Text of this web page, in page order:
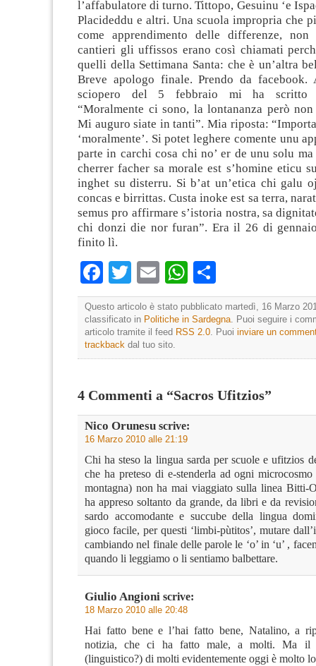
l’affabulatore di turno. Tittopo, Gesuinu ‘e
Placideddu e altri. Una scuola impropria che
come apprendimento delle differenze,
cantieri gli uffissos erano così chiamati
quelli della Settimana Santa: che è un’altra
Breve apologo finale. Prendo da facebook.
sciopero del 5 febbraio mi ha scritto
“Moralmente ci sono, la lontananza però
Mi auguro siate in tanti”. Mia riposta:
‘moralmente’. Si potet leghere comente unu
parte in carchi cosa chi no’ er de unu solu ma
cherrer facher sa morale est s’homine eticu
inghet su disterru. Si b’at un’etica chi galu
concas e birrittas. Custa inoke est sa terra,
semus pro affirmare s’istoria nostra, sa
chi donzi die nor furan”. Era il 26 di
finito lì.
Facebook
TwitterEmailWhatsApp
Questo articolo è stato pubblicato martedì, 16 Marzo
classificato in Politiche in Sardegna. Puoi seguire i
articolo tramite il feed RSS 2.0. Puoi inviare un
trackback dal tuo sito.
4 Commenti a “Sacros Ufitzios”
Nico Orunesu scrive:
16 Marzo 2010 alle 21:19
Chi ha steso la lingua sarda per scuole e ufitzios
che ha preteso di e-stenderla ad ogni
montagna) non ha mai viaggiato sulla linea Bitti-
ha appreso soltanto da grande, da libri e da
sardo accomodante e succube della lingua
gioco facile, per questi ‘limbi-pùtitos’, mutare
cambiando nel finale delle parole le ‘o’ in ‘u’ ,
quando li leggiamo o li sentiamo balbettare.
Giulio Angioni scrive:
18 Marzo 2010 alle 20:48
Hai fatto bene e l’hai fatto bene, Natalino, a
notizia, che ci ha fatto male, a molti. Ma il
(linguistico?) di molti evidentemente oggi è molto